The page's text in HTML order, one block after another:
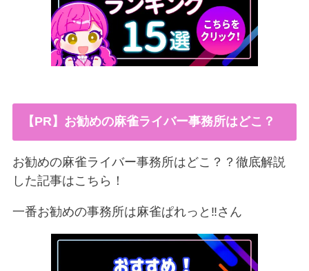
【PR】お勧めの麻雀ライバー事務所はどこ？
お勧めの麻雀ライバー事務所はどこ？？徹底解説
した記事はこちら！
一番お勧めの事務所は麻雀ぱれっと‼︎さん